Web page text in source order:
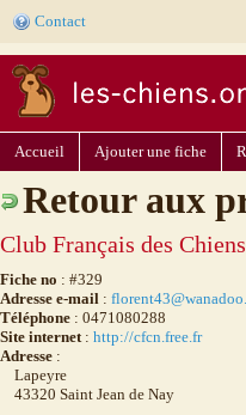
Contact
Accueil Ajouter une fiche
Retour aux
Club Français des
Fiche no : #329
Adresse e-mail :
Téléphone : 0471080288
Site internet: http://cfcn.free.fr
Adresse :
Lapeyre
43320 Saint Jean de Nay